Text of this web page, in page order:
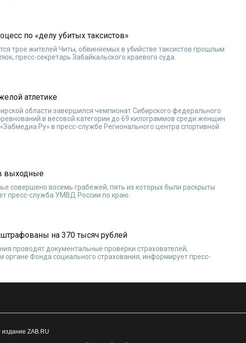
по «делу убитых таксистов»
трое жителей Читы, обвиняемых в убийстве таксистов прошлым
пресс-секретарь Забайкальского краевого суда.
атлетике
области завершился чемпионат Сибирского федерального
в весовой категории до 69 килограммов среди женщин
в пресс-службе Регионального центра спортивной
выходные
совершено восемь грабежей, пять из которых были раскрыты
пресс-служба УМВД России по краю.
на 370 тысяч рублей
проводят документальные проверки страхователей,
органе Фонда социального страхования, информирует пресс-
ZAB.RU